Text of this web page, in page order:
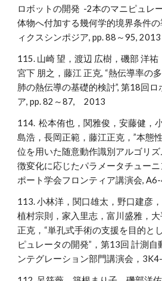
ロボットの開発 -2本のマニピュレ
体物へ付加する幾何学的境界条件の
ィクスシンポジア, pp. 88～95, 2013
115. 山崎 望，渡辺 広樹，磯部 洋祐
宮下 朋之，藤江 正克, “熱伝導率の
肺の熱伝導の基礎的検討”, 第18回
ア, pp. 82～87, 2013
114. 松本侑也，関雅俊，安藤健，
島浩，長岡正範，藤江正克，”本態
位を用いた随意動作識別アルゴリ
徴変化に応じたパラメータチューニ
ポート学会フロンティア講演会,
113. 小林洋，関口雄太，野口建彦
植村宗則，家入里志，富川盛雅，
正克，“単孔式手術の支援を目的と
ピュレータの開発”，第13回 計測自
ンテグレーション部門講演会，